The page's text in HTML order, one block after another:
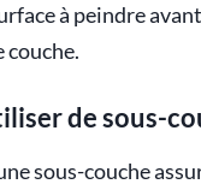
à peindre
de sous-
sous-couche